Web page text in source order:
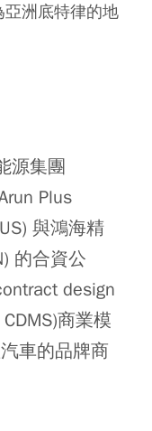
洲底特律的地
源集團
Plus
與鴻海精
的合資公
design
商業模
車的品牌商